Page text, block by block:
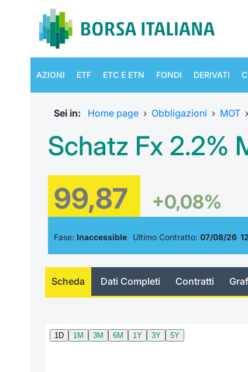
AZIONI ETF ETC E ETN FONDI DERIVATI
Sei in: Home page › Obbligazioni › MOT ›
Schatz Fx 2.2%
99,87 +0,08%
Fase: Inaccessible Ultimo Contratto: 07/08/26
Scheda Dati Completi Contratti